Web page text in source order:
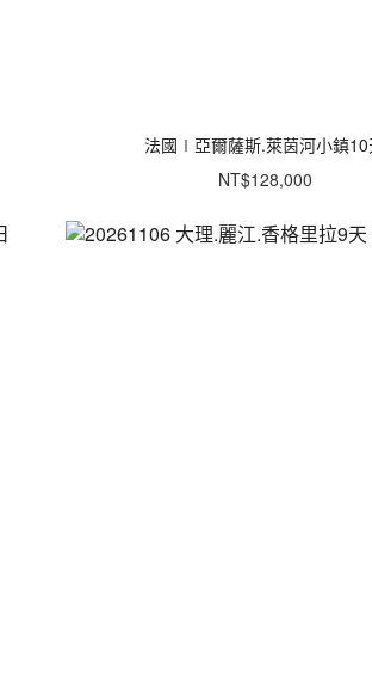
法國∣亞爾薩斯.萊茵河小鎮
NT$128,000